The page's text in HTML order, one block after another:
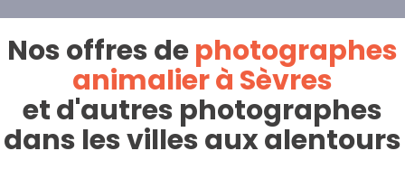
Nos offres dephotographes
animalier à Sèvres
et d'autres photographes
dans les villes aux alentours